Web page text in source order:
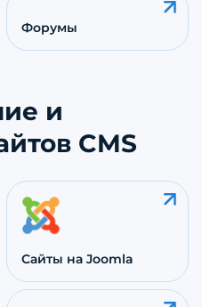
Форумы
и
CMS
Сайты на Joomla